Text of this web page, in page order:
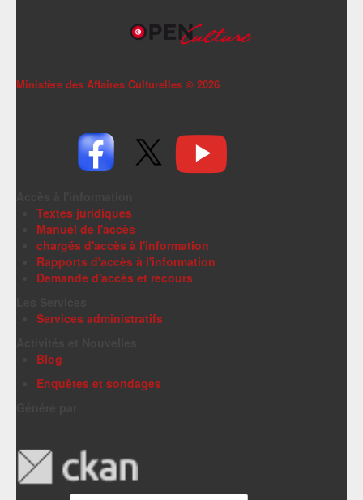
Ministère des Affaires Culturelles © 2026
Textes juridiques
Manuel de l'accès
chargés d'accès à l'information
Rapports d'accès à l'information
Demande d'accès et recours
Services administratifs
Blog
Enquêtes et sondages